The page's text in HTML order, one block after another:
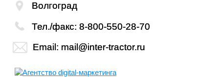
Волгоград
Тел./факс: 8-800-550-28-70
Email: mail@inter-tractor.ru